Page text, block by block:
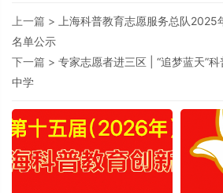
上一篇 >
上海科普教育志愿服务总队2025
名单公示
下一篇 > 专家志愿者进三区 | “追梦蓝天”
中学